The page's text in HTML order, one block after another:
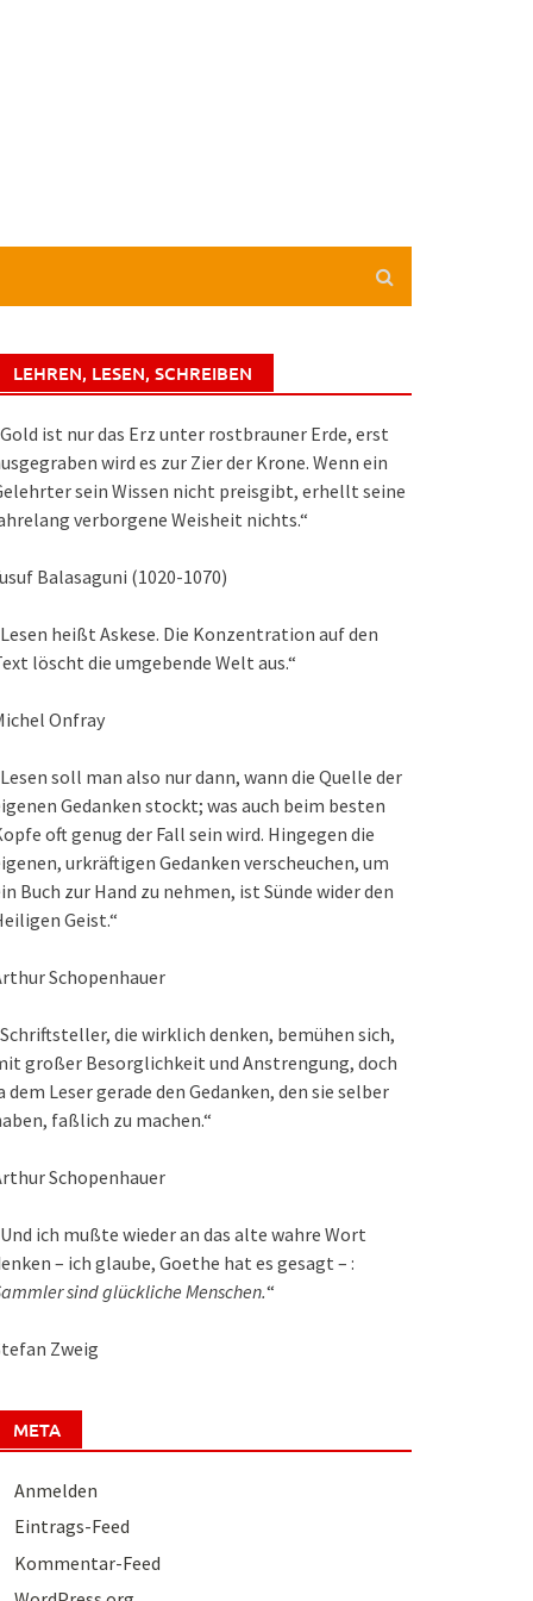
LEHREN, LESEN, SCHREIBEN
ist nur das Erz unter rostbrauner Erde, erst
wird es zur Zier der Krone. Wenn ein
sein Wissen nicht preisgibt, erhellt seine
verborgene Weisheit nichts.“
Balasaguni (1020-1070)
heißt Askese. Die Konzentration auf den
löscht die umgebende Welt aus.“
Onfray
soll man also nur dann, wann die Quelle der
Gedanken stockt; was auch beim besten
oft genug der Fall sein wird. Hingegen die
urkräftigen Gedanken verscheuchen, um
Buch zur Hand zu nehmen, ist Sünde wider den
Geist.“
Schopenhauer
die wirklich denken, bemühen sich,
großer Besorglichkeit und Anstrengung, doch
dem Leser gerade den Gedanken, den sie selber
faßlich zu machen.“
Schopenhauer
ich mußte wieder an das alte wahre Wort
– ich glaube, Goethe hat es gesagt – :
sind glückliche Menschen.“
Zweig
META
Anmelden
Eintrags-Feed
Kommentar-Feed